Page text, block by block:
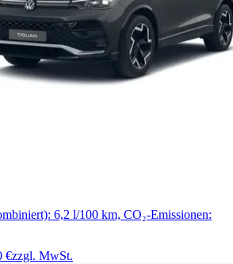
6,2 l/100 km, CO₂-Emissionen:
€zzgl. MwSt.